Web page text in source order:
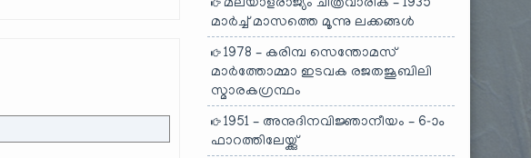
മലയാളരാജ്യം ചിത്രവാരിക – 1935
മാർച്ച് മാസത്തെ മൂന്നു ലക്കങ്ങൾ
1978 – കരിമ്പ സെന്തോമസ്
മാർത്തോമ്മാ ഇടവക രജതജൂബിലി
സ്മാരകഗ്രന്ഥം
1951 – അനുദിനവിജ്ഞാനീയം – 6-ാം
ഫാറത്തിലേയ്ക്കു്